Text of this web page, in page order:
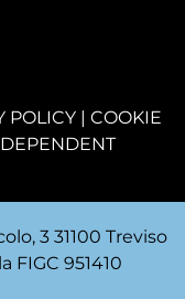
POLICY | COOKIE
3 31100 Treviso
FIGC 951410